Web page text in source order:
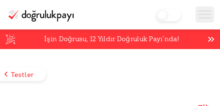
İşin Doğrusu,12 Yıldır Doğruluk Payı’nda!
Testler